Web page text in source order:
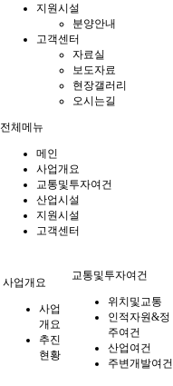
지원시설
분양안내
고객센터
자료실
보도자료
현장갤러리
오시는길
전체메뉴
메인
사업개요
교통및투자여건
산업시설
지원시설
고객센터
사업개요
사업
개요
추진
현황
교통및투자여건
위치및교통
인적자원&정
주여건
산업여건
주변개발여건